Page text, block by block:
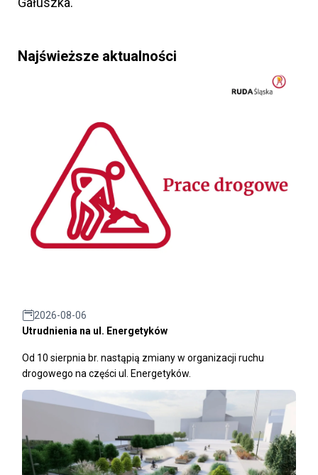
Najświeższe aktualności
2026-08-06
Utrudnienia na ul. Energetyków
Od 10 sierpnia br. nastąpią zmiany w organizacji ruchu
drogowego na części ul. Energetyków.